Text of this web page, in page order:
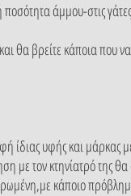
άμμου-στις
θα βρείτε κάποια που να
ίδιας υφής και μάρκας
με τον κτηνίατρό της
κάποιο